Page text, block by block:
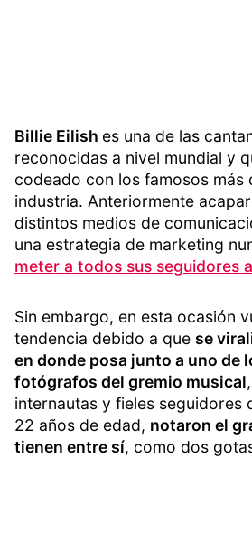
Billie Eilish es una de las
reconocidas a nivel mundial y
codeado con los famosos más
industria. Anteriormente
distintos medios de
una estrategia de marketing
meter a todos sus seguidores a
Sin embargo, en esta ocasión
tendencia debido a que se
en donde posa junto a uno de
fotógrafos del gremio musical
internautas y fieles seguidores
22 años de edad, notaron el
tienen entre sí, como dos